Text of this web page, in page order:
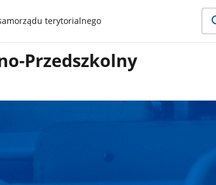
terytorialnego
Przedszkolny